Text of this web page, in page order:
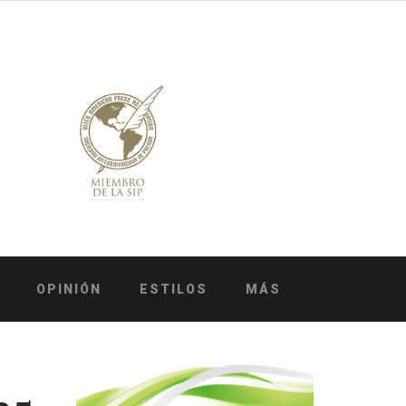
OPINIÓN ESTILOS MÁS